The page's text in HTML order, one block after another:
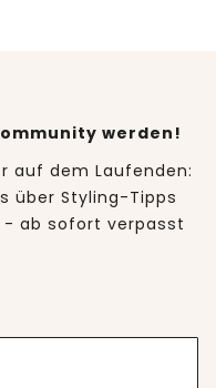
werden!
auf dem Laufenden:
über Styling-Tipps
- ab sofort verpasst